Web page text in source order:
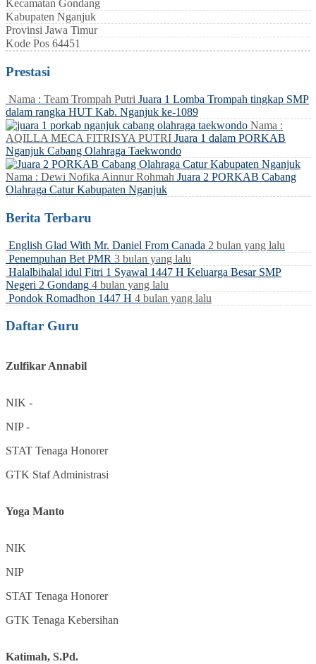
Kecamatan Gondang
Kabupaten Nganjuk
Provinsi Jawa Timur
Kode Pos 64451
Prestasi
Nama : Team Trompah Putri Juara 1 Lomba Trompah tingkap SMP
dalam rangka HUT Kab. Nganjuk ke-1089
Nama :
AQILLA MECA FITRISYA PUTRI Juara 1 dalam PORKAB
Nganjuk Cabang Olahraga Taekwondo
Nama : Dewi Nofika Ainnur Rohmah Juara 2 PORKAB Cabang
Olahraga Catur Kabupaten Nganjuk
Berita Terbaru
English Glad With Mr. Daniel From Canada 2 bulan yang lalu
Penempuhan Bet PMR 3 bulan yang lalu
Halalbihalal idul Fitri 1 Syawal 1447 H Keluarga Besar SMP
Negeri 2 Gondang 4 bulan yang lalu
Pondok Romadhon 1447 H 4 bulan yang lalu
Daftar Guru
Zulfikar Annabil
NIK -
NIP-
STAT Tenaga Honorer
GTK Staf Administrasi
Yoga Manto
NIK
NIP
STAT Tenaga Honorer
GTK Tenaga Kebersihan
Katimah, S.Pd.